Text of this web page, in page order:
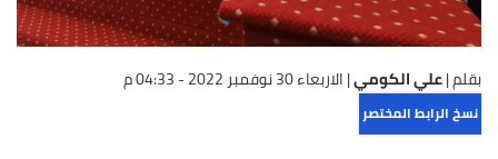
بقلم |علي الكومي|الاربعاء 30 نوفمبر 2022 - 04:33 م
نسخ الرابط المختصر